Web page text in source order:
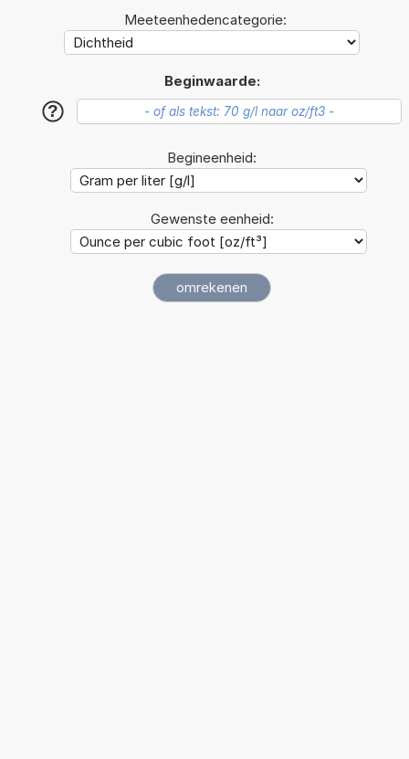
Meeteenhedencategorie:
Beginwaarde:
?
Begineenheid:
Gewenste eenheid: